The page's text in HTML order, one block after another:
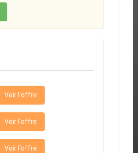
Voir l'offre
Voir l'offre
Voir l'offre